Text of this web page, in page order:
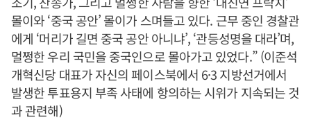
몰이와 ‘중국 공안’ 몰이가 스며들고 있다. 근무 중인 경찰관
에게 ‘머리가 길면 중국 공안 아니냐’, ‘관등성명을 대라’며,
멀쩡한 우리 국민을 중국인으로 몰아가고 있었다.” (이준석
개혁신당 대표가 자신의 페이스북에서 6·3 지방선거에서
발생한 투표용지 부족 사태에 항의하는 시위가 지속되는 것
과 관련해)